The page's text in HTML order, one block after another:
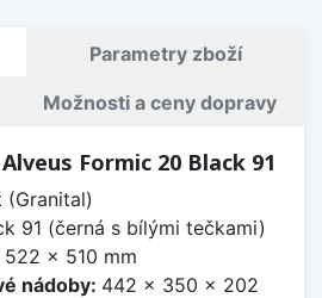
Parametry zboží
Možnosti a ceny dopravy
Formic 20 Black 91
(Granital)
91 (černá s bílými tečkami)
522 x 510 mm
nádoby: 442 x 350 x 202